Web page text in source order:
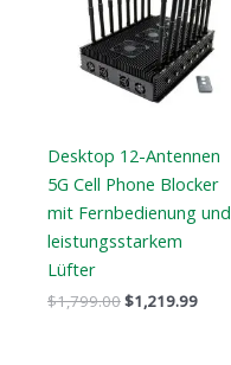
Desktop 12-Antennen
5G Cell Phone Blocker
mit Fernbedienung und
leistungsstarkem
Lüfter
$1,799.00$1,219.99